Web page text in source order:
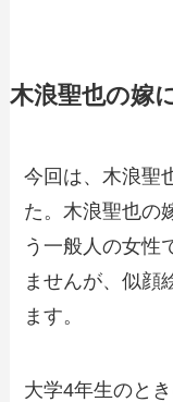
木浪聖也の嫁
今回は、木浪聖
た。木浪聖也の
う一般人の女性
ませんが、似顔
ます。
大学4年生のと